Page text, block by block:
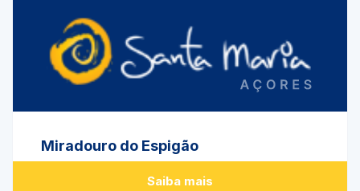
Miradouro do Espigão
Saiba mais